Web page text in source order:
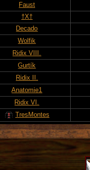
Faust
†X†
Decado
Wolfik
Ridix VIII.
Gurtík
Ridix II.
Anatomie1
Ridix VI.
TresMontes